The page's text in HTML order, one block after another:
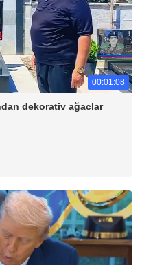
00:01:08
dekorativ ağaclar